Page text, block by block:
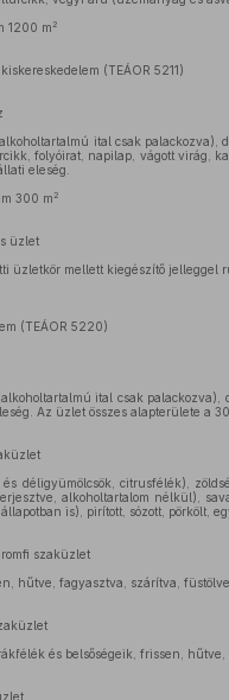
1200 m 2
(TEÁOR 5211)
ital csak palackozva),
folyóirat, napilap, vágott virág,
eleség.
300 m 2
üzlet
üzletkör mellett kiegészítő
(TEÁOR 5220)
ital csak
Az üzlet összes alapterülete a
déligyümölcsök, citrusfélék),
alkoholtartalom nélkül),
is), pirított, sózott, pörkölt,
szaküzlet
hűtve, fagyasztva, szárítva,
és belsőségeik, frissen,